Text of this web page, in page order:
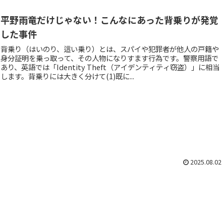
平野雨竜だけじゃない！こんなにあった背乗りが発覚
した事件
背乗り（はいのり、這い乗り）とは、スパイや犯罪者が他人の戸籍や
身分証明を乗っ取って、その人物になりすます行為です。警察用語で
あり、英語では「Identity Theft（アイデンティティ窃盗）」に相当
します。背乗りには大きく分けて(1)既に...
2025.08.02